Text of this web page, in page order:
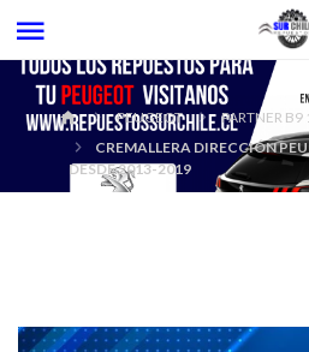
PEUGEOT
PARTNER
CREMALLERA DIRECCIÓN
DESDE 2013-2019